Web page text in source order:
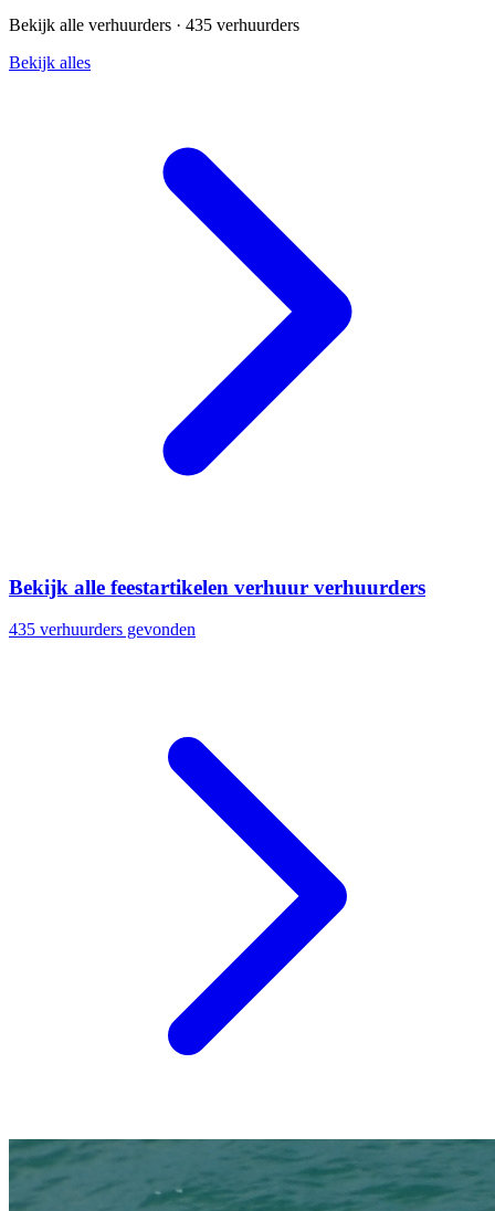
Bekijk alle verhuurders · 435 verhuurders
Bekijk alles
Bekijk alle feestartikelen verhuur verhuurders
435 verhuurders gevonden